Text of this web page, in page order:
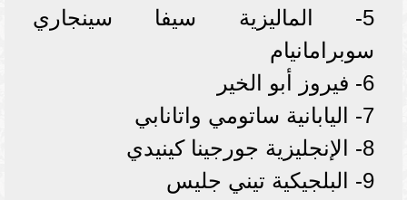
5- الماليزية سيفا سينجاري
سوبرامانيام
6- فيروز أبو الخير
7- اليابانية ساتومي واتانابي
8- الإنجليزية جورجينا كينيدي
9- البلجيكية تيني جليس